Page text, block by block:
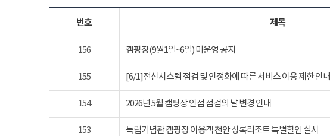
번호 제목
156 캠핑장(9월1일~6일) 미운영 공지
155 [6/1]전산시스템 점검 및 안정화에 따른 서비스 이용 제한 안내
154 2026년 5월 캠핑장 안점 점검의 날 변경 안내
153 독립기념관 캠핑장 이용객 천안 상록리조트 특별할인 실시